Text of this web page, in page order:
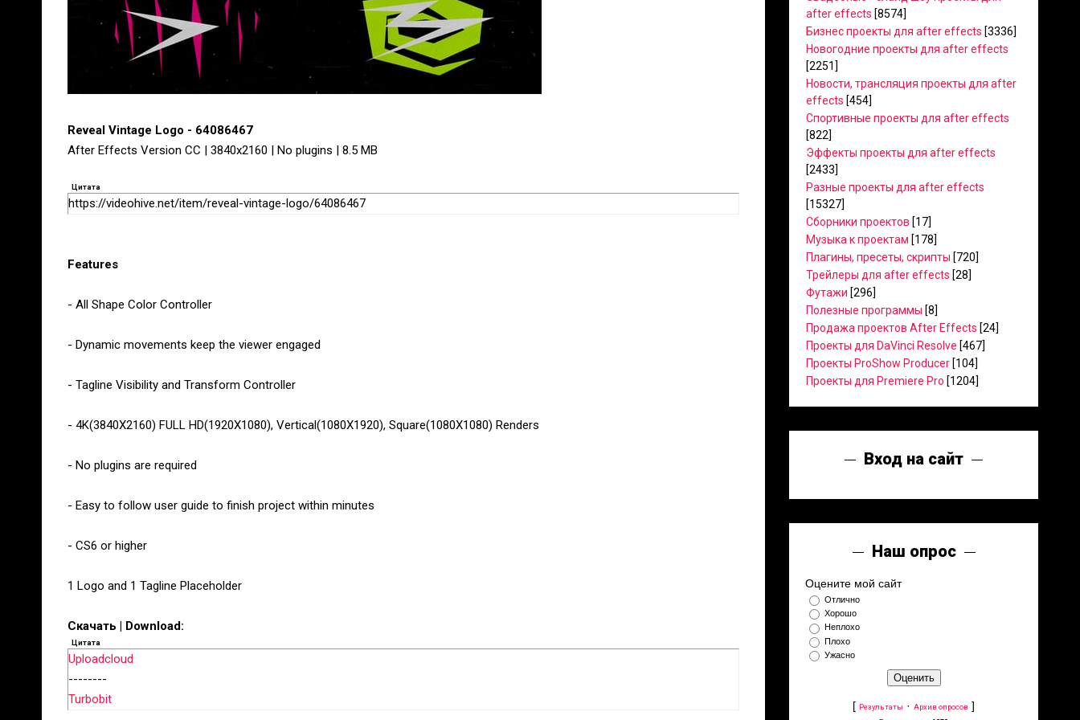
Reveal Vintage Logo - 64086467
After Effects Version CC | 3840x2160 | No plugins | 8.5 MB
Цитата
https://videohive.net/item/reveal-vintage-logo/64086467
Features
- All Shape Color Controller
- Dynamic movements keep the viewer engaged
- Tagline Visibility and Transform Controller
- 4K(3840X2160) FULL HD(1920X1080), Vertical(1080X1920), Square(1080X1080) Renders
- No plugins are required
- Easy to follow user guide to finish project within minutes
- CS6 or higher
1 Logo and 1 Tagline Placeholder
Скачать | Download:
Цитата
Uploadcloud
--------
Turbobit
after effects [8574]
Бизнес проекты для after effects [3336]
Новогодние проекты для after effects
[2251]
Новости, трансляция проекты для after
effects [454]
Спортивные проекты для after effects
[822]
Эффекты проекты для after effects
[2433]
Разные проекты для after effects
[15327]
Сборники проектов [17]
Музыка к проектам [178]
Плагины, пресеты, скрипты [720]
Трейлеры для after effects [28]
Футажи [296]
Полезные программы [8]
Продажа проектов After Effects [24]
Проекты для DaVinci Resolve [467]
Проекты ProShow Producer [104]
Проекты для Premiere Pro [1204]
Вход на сайт
Наш опрос
Оцените мой сайт
Отлично
Хорошо
Неплохо
Плохо
Ужасно
[ Результаты · Архив опросов ]